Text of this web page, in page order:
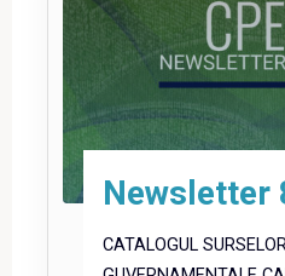
Newsletter
CATALOGUL